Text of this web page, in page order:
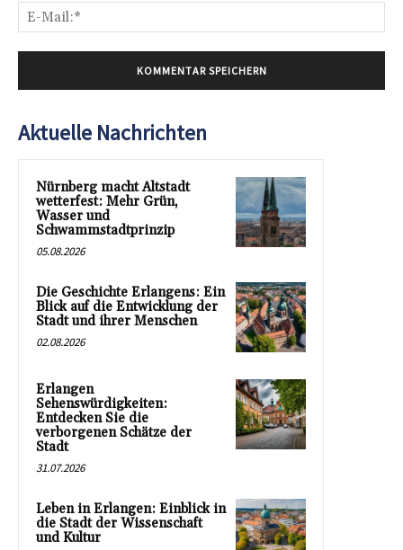
Aktuelle Nachrichten
Nürnberg macht Altstadt
wetterfest: Mehr Grün,
Wasser und
Schwammstadtprinzip
05.08.2026
Die Geschichte Erlangens: Ein
Blick auf die Entwicklung der
Stadt und ihrer Menschen
02.08.2026
Erlangen
Sehenswürdigkeiten:
Entdecken Sie die
verborgenen Schätze der
Stadt
31.07.2026
Leben in Erlangen: Einblick in
die Stadt der Wissenschaft
und Kultur